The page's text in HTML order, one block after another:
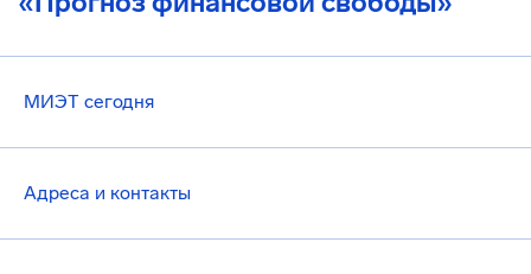
МИЭТ сегодня
Адреса и контакты